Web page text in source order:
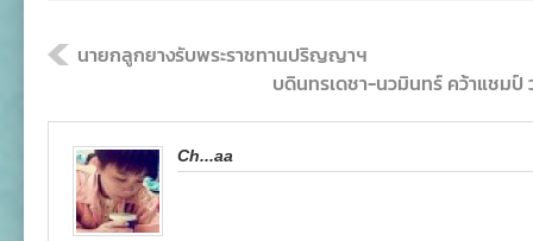
นายกลูกยางรับพระราชทานปริญญาฯ
บดินทรเดชา-นวมินทร์ คว้าแชมป์
Ch...aa